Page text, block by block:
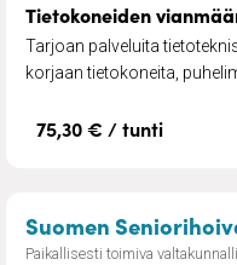
Tietokoneiden
Tarjoan palveluita
korjaan tietokoneita,
75,30 € / tunti
Suomen
Paikallisesti toimiva